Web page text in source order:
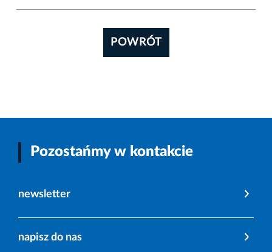
POWRÓT
Pozostańmy w kontakcie
newsletter
napisz do nas